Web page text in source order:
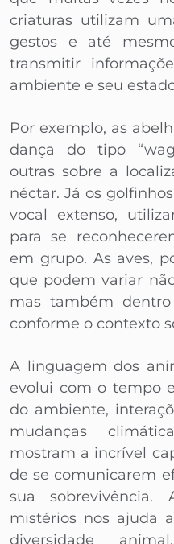
criaturas utilizam
gestos e até
transmitir
ambiente e seu
Por exemplo, as
dança do tipo
outras sobre a
néctar. Já os
vocal extenso,
para se
em grupo. As aves,
que podem variar
mas também
conforme o contexto
A linguagem dos
evolui com o tempo
do ambiente,
mudanças
mostram a incrível
de se comunicarem
sua sobrevivência.
mistérios nos ajuda
diversidade